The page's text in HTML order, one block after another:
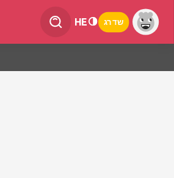
HE שדרג